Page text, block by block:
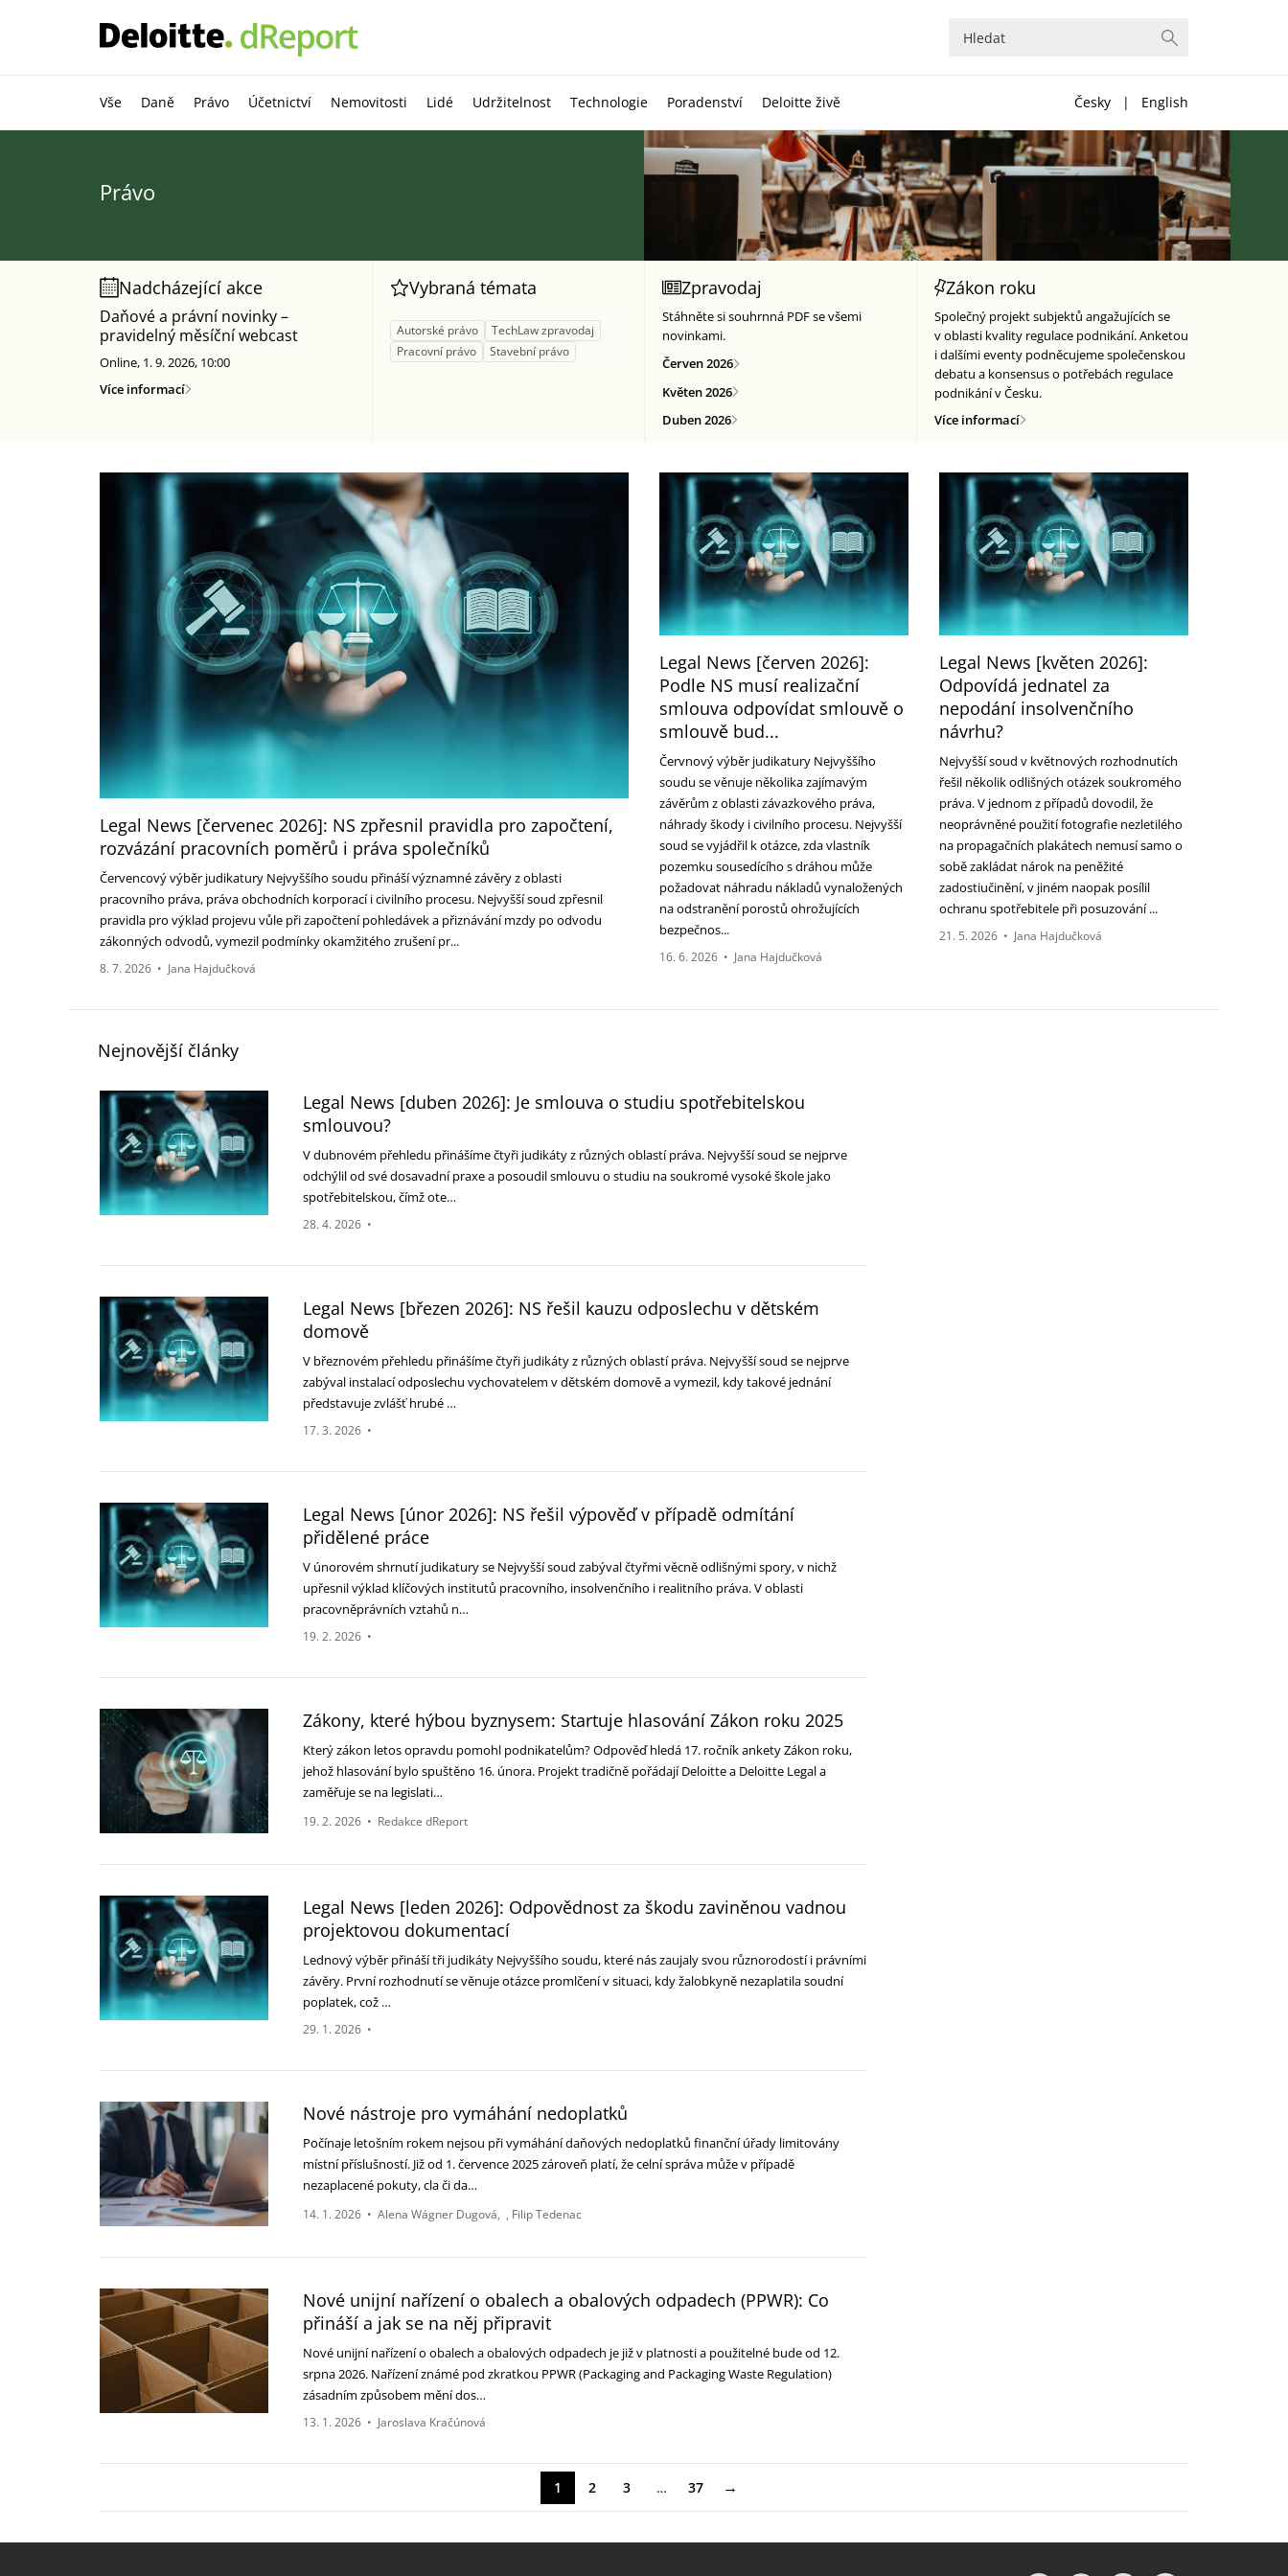
Vše Daně Právo Účetnictví Nemovitosti Lidé Udržitelnost Technologie Poradenství Deloitte živě Česky | English
Právo
Nadcházející akce
Daňové a právní novinky –
pravidelný měsíční webcast
Online, 1. 9. 2026, 10:00
Více informací
Vybraná témata
Autorské právo
TechLaw zpravodaj
Pracovní právo
Stavební právo
Zpravodaj
Stáhněte si souhrnná PDF se všemi
novinkami.
Červen 2026
Květen 2026
Duben 2026
Zákon roku
Společný projekt subjektů angažujících se
v oblasti kvality regulace podnikání. Anketou
i dalšími eventy podněcujeme společenskou
debatu a konsensus o potřebách regulace
podnikání v Česku.
Více informací
Legal News [červenec 2026]: NS zpřesnil pravidla pro započtení,
rozvázání pracovních poměrů i práva společníků
Červencový výběr judikatury Nejvyššího soudu přináší významné závěry z oblasti
pracovního práva, práva obchodních korporací i civilního procesu. Nejvyšší soud zpřesnil
pravidla pro výklad projevu vůle při započtení pohledávek a přiznávání mzdy po odvodu
zákonných odvodů, vymezil podmínky okamžitého zrušení pr...
8. 7. 2026 • Jana Hajdučková
Legal News [červen 2026]:
Podle NS musí realizační
smlouva odpovídat smlouvě o
smlouvě bud...
Červnový výběr judikatury Nejvyššího
soudu se věnuje několika zajímavým
závěrům z oblasti závazkového práva,
náhrady škody i civilního procesu. Nejvyšší
soud se vyjádřil k otázce, zda vlastník
pozemku sousedícího s dráhou může
požadovat náhradu nákladů vynaložených
na odstranění porostů ohrožujících
bezpečnos...
16. 6. 2026 • Jana Hajdučková
Legal News [květen 2026]:
Odpovídá jednatel za
nepodání insolvenčního
návrhu?
Nejvyšší soud v květnových rozhodnutích
řešil několik odlišných otázek soukromého
práva. V jednom z případů dovodil, že
neoprávněné použití fotografie nezletilého
na propagačních plakátech nemusí samo o
sobě zakládat nárok na peněžité
zadostiučinění, v jiném naopak posílil
ochranu spotřebitele při posuzování ...
21. 5. 2026 • Jana Hajdučková
Nejnovější články
Legal News [duben 2026]: Je smlouva o studiu spotřebitelskou
smlouvou?
V dubnovém přehledu přinášíme čtyři judikáty z různých oblastí práva. Nejvyšší soud se nejprve
odchýlil od své dosavadní praxe a posoudil smlouvu o studiu na soukromé vysoké škole jako
spotřebitelskou, čímž ote…
28. 4. 2026 •
Legal News [březen 2026]: NS řešil kauzu odposlechu v dětském
domově
V březnovém přehledu přinášíme čtyři judikáty z různých oblastí práva. Nejvyšší soud se nejprve
zabýval instalací odposlechu vychovatelem v dětském domově a vymezil, kdy takové jednání
představuje zvlášť hrubé …
17. 3. 2026 •
Legal News [únor 2026]: NS řešil výpověď v případě odmítání
přidělené práce
V únorovém shrnutí judikatury se Nejvyšší soud zabýval čtyřmi věcně odlišnými spory, v nichž
upřesnil výklad klíčových institutů pracovního, insolvenčního i realitního práva. V oblasti
pracovněprávních vztahů n…
19. 2. 2026 •
Zákony, které hýbou byznysem: Startuje hlasování Zákon roku 2025
Který zákon letos opravdu pomohl podnikatelům? Odpověď hledá 17. ročník ankety Zákon roku,
jehož hlasování bylo spuštěno 16. února. Projekt tradičně pořádají Deloitte a Deloitte Legal a
zaměřuje se na legislati…
19. 2. 2026 • Redakce dReport
Legal News [leden 2026]: Odpovědnost za škodu zaviněnou vadnou
projektovou dokumentací
Lednový výběr přináší tři judikáty Nejvyššího soudu, které nás zaujaly svou různorodostí i právními
závěry. První rozhodnutí se věnuje otázce promlčení v situaci, kdy žalobkyně nezaplatila soudní
poplatek, což …
29. 1. 2026 •
Nové nástroje pro vymáhání nedoplatků
Počínaje letošním rokem nejsou při vymáhání daňových nedoplatků finanční úřady limitovány
místní příslušností. Již od 1. července 2025 zároveň platí, že celní správa může v případě
nezaplacené pokuty, cla či da…
14. 1. 2026 • Alena Wágner Dugová Filip Tedenac
Nové unijní nařízení o obalech a obalových odpadech (PPWR): Co
přináší a jak se na něj připravit
Nové unijní nařízení o obalech a obalových odpadech je již v platnosti a použitelné bude od 12.
srpna 2026. Nařízení známé pod zkratkou PPWR (Packaging and Packaging Waste Regulation)
zásadním způsobem mění dos…
13. 1. 2026 • Jaroslava Kračúnová
1 2 3 … 37 →